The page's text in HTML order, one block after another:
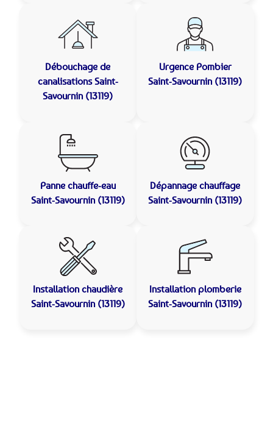
Débouchage de
canalisationsSaint-
Savournin (13119)
Urgence Pombier
Saint-Savournin (13119)
Panne chauffe-eau
Saint-Savournin (13119)
Dépannage chauffage
Saint-Savournin (13119)
Installation chaudière
Saint-Savournin (13119)
Installation plomberie
Saint-Savournin (13119)